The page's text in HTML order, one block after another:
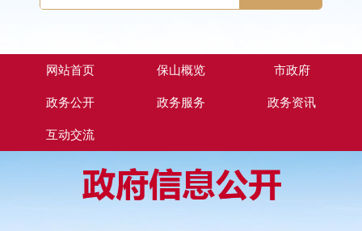
网站首页 保山概览 市政府
政务公开 政务服务 政务资讯
互动交流